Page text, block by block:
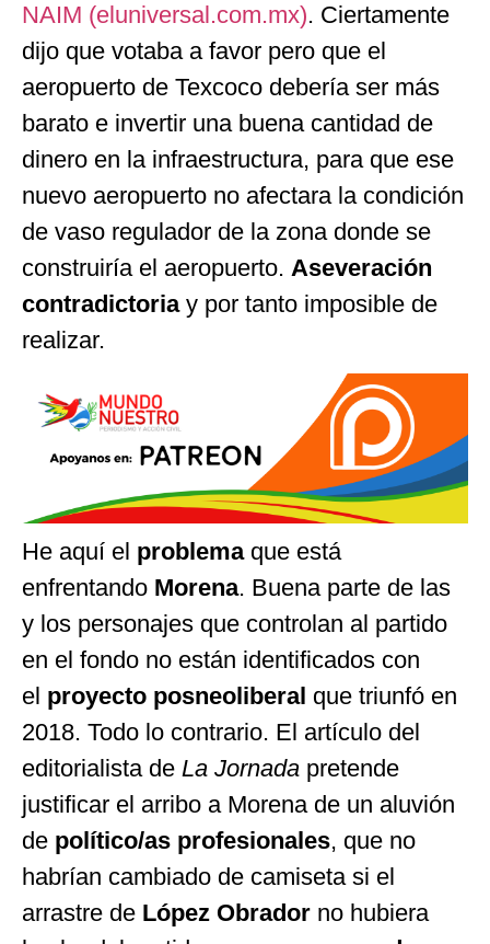
NAIM (eluniversal.com.mx). Ciertamente
dijo que votaba a favor pero que el
aeropuerto de Texcoco debería ser más
barato e invertir una buena cantidad de
dinero en la infraestructura, para que ese
nuevo aeropuerto no afectara la condición
de vaso regulador de la zona donde se
construiría el aeropuerto. Aseveración
contradictoriay por tanto imposible de
realizar.
He aquí el problemaque está
enfrentando Morena. Buena parte de las
y los personajes que controlan al partido
en el fondo no están identificados con
el proyecto posneoliberal que triunfó en
2018. Todo lo contrario. El artículo del
editorialista de La Jornada pretende
justificar el arribo a Morena de un aluvión
de político/as profesionales, que no
habrían cambiado de camiseta si el
arrastre de López Obrador no hubiera